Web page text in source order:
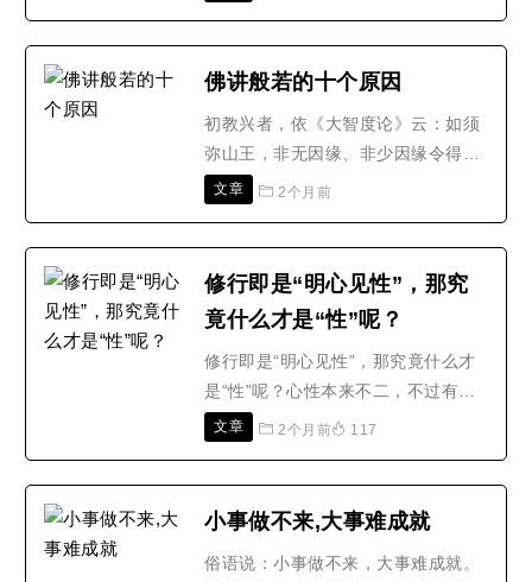
讨,会是如何?修学般若者,经由文字般
的程序。在这过程当中,苦会减少,止
息,终至究竟寂灭。中观般..
佛讲般若的十个原因
初教兴者，依《大智度论》云：如须
弥山王，非无因缘、非少因缘令得振
动，般若教兴亦复如是，具多因缘。
故，四令悟二谛中道生正见故，五显
故，七令修菩萨深广行故，八令断一
切诸重障故，九令得菩提涅槃..
文章 2个月前
修行即是“明心见性”，那究
竟什么才是“性”呢？
修行即是“明心见性”，那究竟什么才
是“性”呢？心性本来不二，不过有真
妄、动静、昏明的不同。性就是本
特别耐人寻味。为什么呢？因为，所
以在应用上，心、性二字往往通用，
文章 2个月前 117
小事做不来,大事难成就
俗语说：小事做不来，大事难成就。